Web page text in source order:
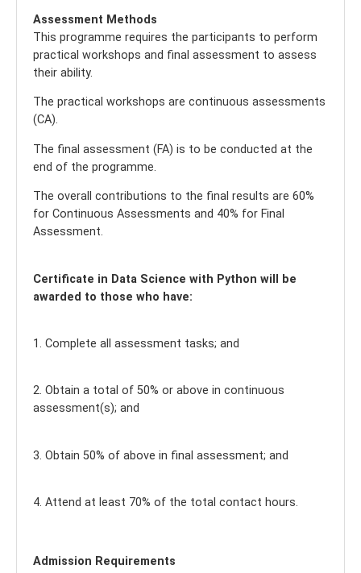
Assessment Methods
This programme requires the participants to perform
practical workshops and final assessment to assess
their ability.
The practical workshops are continuous assessments
(CA).
The final assessment (FA) is to be conducted at the
end of the programme.
The overall contributions to the final results are 60%
for Continuous Assessments and 40% for Final
Assessment.
Certificate in Data Science with Python will be
awarded to those who have:
1. Complete all assessment tasks; and
2. Obtain a total of 50% or above in continuous
assessment(s); and
3. Obtain 50% of above in final assessment; and
4. Attend at least 70% of the total contact hours.
Admission Requirements